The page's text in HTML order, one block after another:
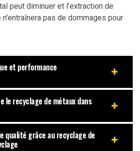
peut diminuer et l’extraction de
pas de dommages pour
et performance
le recyclage de métaux dans
qualité grâce au recyclage de